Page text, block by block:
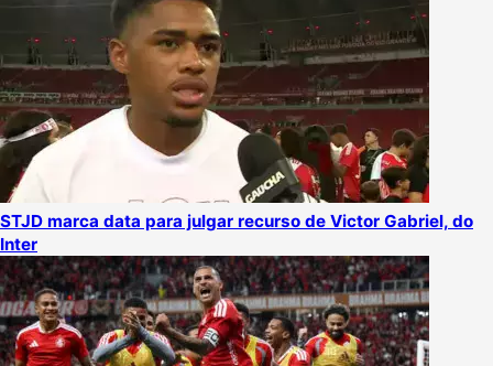
STJD marca data para julgar recurso de Victor Gabriel, do
Inter